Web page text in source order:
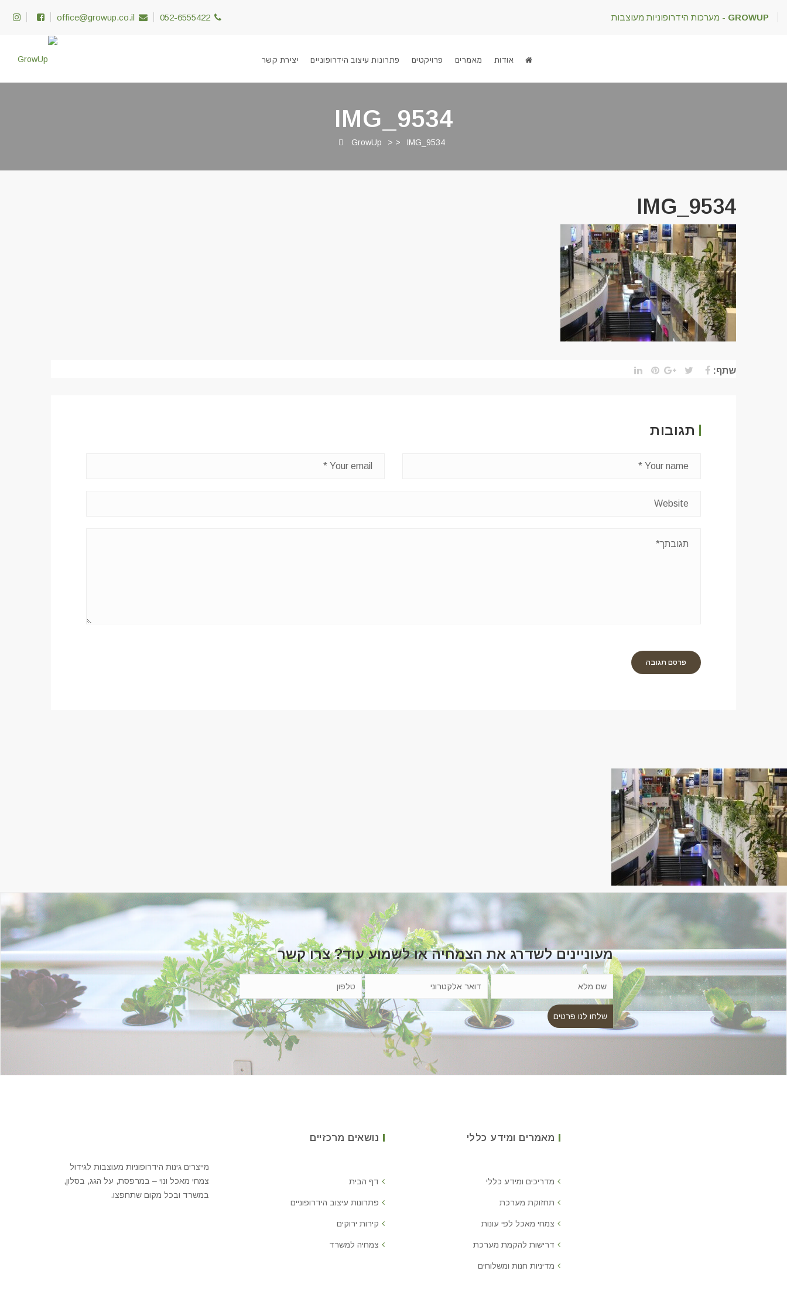
office@growup.co.il 052-6555422 GROWUP - מערכות הידרופוניות מעוצבות
אודות מאמרים פרויקטים פתרונות עיצוב הידרופוניים יצירת קשר
IMG_9534
GrowUp > > IMG_9534
IMG_9534
שתף:
תגובות
מעוניינים לשדרג את הצמחיה או לשמוע עוד? צרו קשר
מאמרים ומידע כללי
מדריכים ומידע כללי
תחזוקת מערכת
צמחי מאכל לפי עונות
דרישות להקמת מערכת
מדיניות חנות ומשלוחים
נושאים מרכזיים
דף הבית
פתרונות עיצוב הידרופוניים
קירות ירוקים
צמחיה למשרד
מייצרים גינות הידרופוניות מעוצבות לגידול
צמחי מאכל ונוי – במרפסת, על הגג, בסלון,
במשרד ובכל מקום שתחפצו.